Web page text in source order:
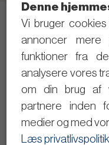
Telefon: 21 40 80 28
Følg med i det
Dagsordener
Se
Denne
Vi bruger
annoncer
funktioner fra
analysere vores
om din brug af
partnere inden
medier og med
Læs